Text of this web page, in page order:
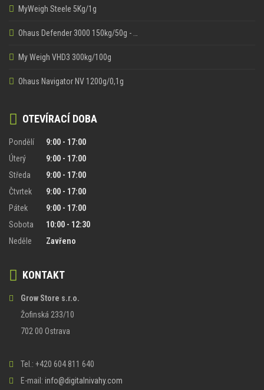
MyWeigh Steele 5Kg/1g
Ohaus Defender 3000 150kg/50g - …
My Weigh VHD3 300kg/100g
Ohaus Navigator NV 1200g/0,1g
OTEVÍRACÍ DOBA
Pondělí
9:00 - 17:00
Úterý
9:00 - 17:00
Středa
9:00 - 17:00
Čtvrtek
9:00 - 17:00
Pátek
9:00 - 17:00
Sobota
10:00 - 12:30
Neděle
Zavřeno
KONTAKT
Grow Store s.r.o.
Žofinská 233/10
702 00 Ostrava
Tel.: +420 604 811 640
E-mail: info@digitalnivahy.com